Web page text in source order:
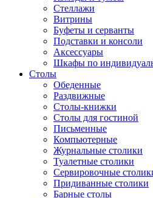
Стеллажи
Витрины
Буфеты и серванты
Подставки и консоли
Аксессуары
Шкафы по
Столы
Обеденные
Раздвижные
Столы-книжки
Столы для гостиной
Письменные
Компьютерные
Журнальные столики
Туалетные столики
Сервировочные
Придиванные столики
Барные столы